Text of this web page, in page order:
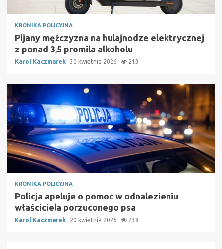
KRONIKA POLICYJNA
Pijany mężczyzna na hulajnodze elektrycznej
z ponad 3,5 promila alkoholu
Karol Kaczmarek 30 kwietnia 2026 213
KRONIKA POLICYJNA
Policja apeluje o pomoc w odnalezieniu
właściciela porzuconego psa
Karol Kaczmarek 20 kwietnia 2026 238